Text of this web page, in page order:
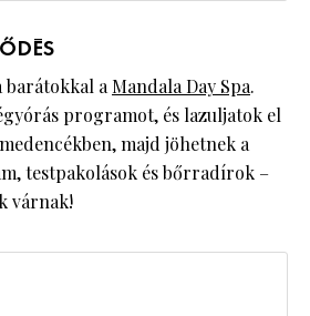
barátokkal aMandala Day Spa.
programot, és lazuljatok el
majd jöhetnek a
testpakolások és bőrradírok –
várnak!